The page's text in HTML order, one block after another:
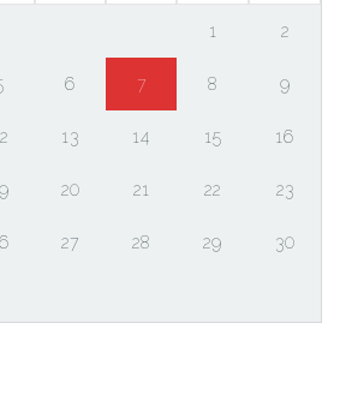
1 2
6 7 8 9
13 14 15 16
20 21 22 23
27 28 29 30